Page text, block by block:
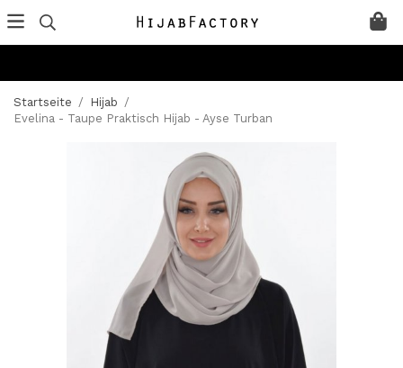
Startseite / Hijab /
Evelina - Taupe Praktisch Hijab - Ayse Turban